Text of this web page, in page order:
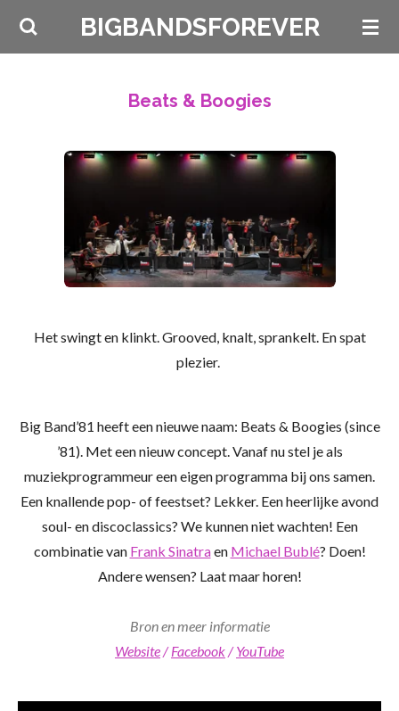
Ga
BIGBANDSFOREVER
Beats & Boogies
Het swingt en klinkt. Grooved, knalt, sprankelt. En spat
plezier.
Big Band’81 heeft een nieuwe naam: Beats & Boogies (since
’81). Met een nieuw concept. Vanaf nu stel je als
muziekprogrammeur een eigen programma bij ons samen.
Een knallende pop- of feestset? Lekker. Een heerlijke avond
soul- en discoclassics? We kunnen niet wachten! Een
combinatie van Frank Sinatraen Michael Bublé? Doen!
Andere wensen? Laat maar horen!
Bron en meer informatie
Website /Facebook /YouTube